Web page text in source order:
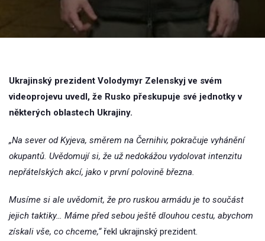
Ukrajinský prezident Volodymyr Zelenskyj ve svém
videoprojevu uvedl, že Rusko přeskupuje své jednotky v
některých oblastech Ukrajiny.
„Na sever od Kyjeva, směrem na Černihiv, pokračuje vyhánění
okupantů. Uvědomují si, že už nedokážou vydolovat intenzitu
nepřátelských akcí, jako v první polovině března.
Musíme si ale uvědomit, že pro ruskou armádu je to součást
jejich taktiky… Máme před sebou ještě dlouhou cestu, abychom
získali vše, co chceme,“řekl ukrajinský prezident.